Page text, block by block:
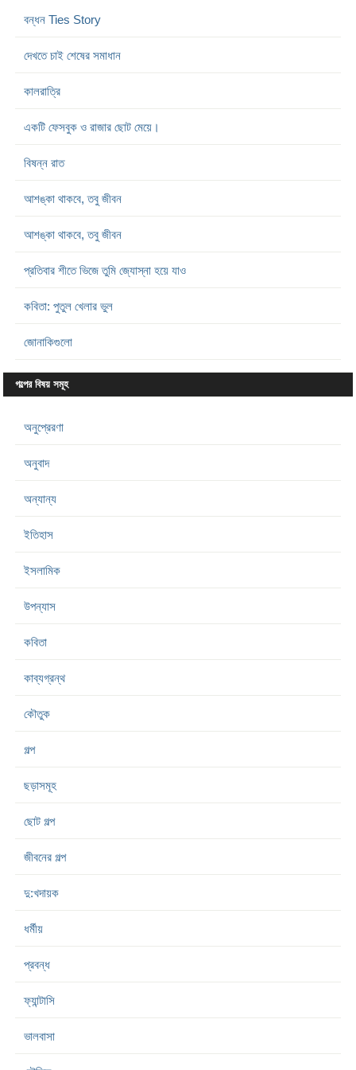
বন্ধন Ties Story
দেখতে চাই শেষের সমাধান
কালরাত্রি
একটি ফেসবুক ও রাজার ছোট মেয়ে।
বিষন্ন রাত
আশঙ্কা থাকবে, তবু জীবন
আশঙ্কা থাকবে, তবু জীবন
প্রতিবার শীতে ভিজে তুমি জ্যোস্না হয়ে যাও
কবিতা: পুতুল খেলার ভুল
জোনাকিগুলো
গল্পের বিষয় সমূহ
অনুপ্রেরণা
অনুবাদ
অন্যান্য
ইতিহাস
ইসলামিক
উপন্যাস
কবিতা
কাব্যগ্রন্থ
কৌতুক
গল্প
ছড়াসমূহ
ছোট গল্প
জীবনের গল্প
দু:খদায়ক
ধর্মীয়
প্রবন্ধ
ফ্যান্টাসি
ভালবাসা